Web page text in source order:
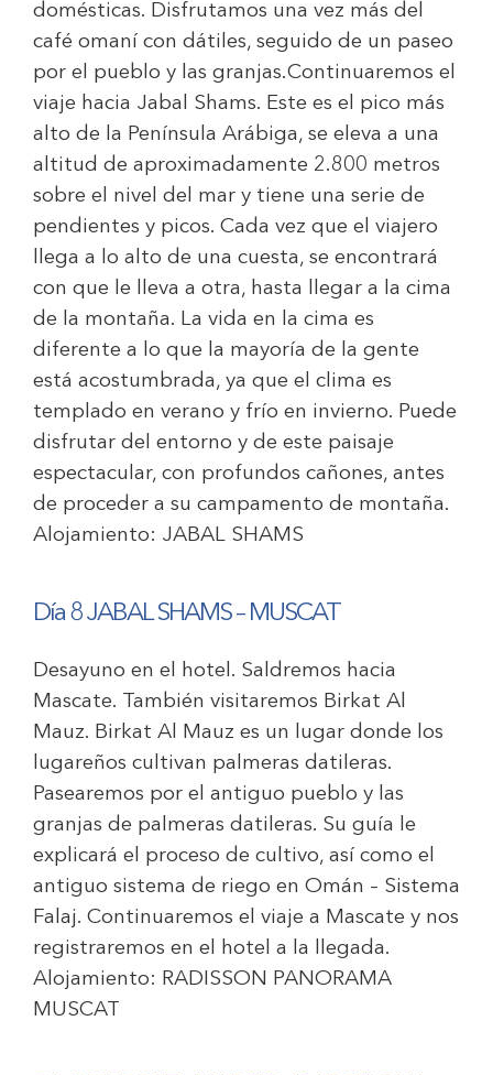
domésticas. Disfrutamos una vez más del
café omaní con dátiles, seguido de un paseo
por el pueblo y las granjas.Continuaremos el
viaje hacia Jabal Shams. Este es el pico más
alto de la Península Arábiga, se eleva a una
altitud de aproximadamente 2.800 metros
sobre el nivel del mar y tiene una serie de
pendientes y picos. Cada vez que el viajero
llega a lo alto de una cuesta, se encontrará
con que le lleva a otra, hasta llegar a la cima
de la montaña. La vida en la cima es
diferente a lo que la mayoría de la gente
está acostumbrada, ya que el clima es
templado en verano y frío en invierno. Puede
disfrutar del entorno y de este paisaje
espectacular, con profundos cañones, antes
de proceder a su campamento de montaña.
Alojamiento: JABAL SHAMS
Día 8JABAL SHAMS – MUSCAT
Desayuno en el hotel. Saldremos hacia
Mascate. También visitaremos Birkat Al
Mauz. Birkat Al Mauz es un lugar donde los
lugareños cultivan palmeras datileras.
Pasearemos por el antiguo pueblo y las
granjas de palmeras datileras. Su guía le
explicará el proceso de cultivo, así como el
antiguo sistema de riego en Omán – Sistema
Falaj. Continuaremos el viaje a Mascate y nos
registraremos en el hotel a la llegada.
Alojamiento: RADISSON PANORAMA
MUSCAT